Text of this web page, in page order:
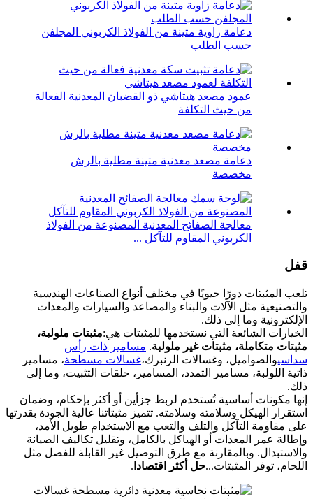
دعامة زاوية متينة من الفولاذ الكربوني المجلفن
حسب الطلب
عمود مصعد هيتاشي ذو القضبان المعدنية الفعالة
من حيث التكلفة
دعامة مصعد معدنية متينة مطلية بالرش
مخصصة
معالجة الصفائح المعدنية المصنوعة من الفولاذ
الكربوني المقاوم للتآكل ...
قفل
تلعب المثبتات دورًا حيويًا في مختلف أنواع الصناعات الهندسية
والتصنيعية مثل الآلات والبناء والمصاعد والسيارات والمعدات
الإلكترونية وما إلى ذلك.
الخيارات الشائعة التي نستخدمها للمثبتات هي:مثبتات ملولبة،
مثبتات متكاملة، مثبتات غير ملولبة. مسامير ذات رأس
سداسيوالصواميل، وغسالات الزنبرك،غسالات مسطحة، مسامير
ذاتية اللولبة، مسامير التمدد، المسامير، حلقات التثبيت، وما إلى
ذلك.
إنها مكونات أساسية تُستخدم لربط جزأين أو أكثر بإحكام، وضمان
استقرار الهيكل وسلامته وسلامته. تتميز مثبتاتنا عالية الجودة بقدرتها
على مقاومة التآكل والتلف والتعب مع الاستخدام طويل الأمد،
وإطالة عمر المعدات أو الهياكل بالكامل، وتقليل تكاليف الصيانة
والاستبدال. وبالمقارنة مع طرق التوصيل غير القابلة للفصل مثل
اللحام، توفر المثبتات...حل أكثر اقتصادا .